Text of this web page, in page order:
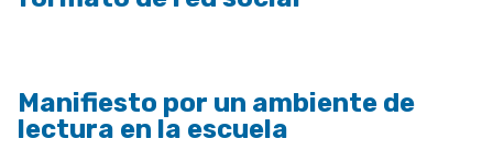
Manifiesto por un ambiente de
lectura en la escuela